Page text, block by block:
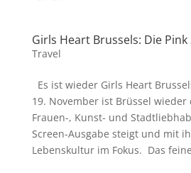
Girls Heart Brussels: Die
Travel
Es ist wieder Girls Heart
19. November ist Brüssel wieder
Frauen-, Kunst- und
Screen-Ausgabe steigt und mit
Lebenskultur im Fokus. Das